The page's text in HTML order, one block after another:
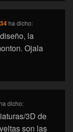
ha dicho:
la
Ojala
dicho:
3D de
son las